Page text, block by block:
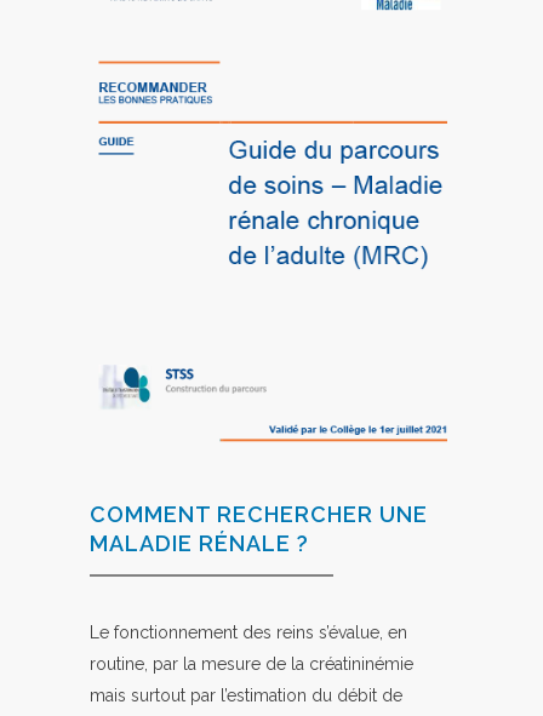
COMMENT RECHERCHER UNE
MALADIE RÉNALE ?
Le fonctionnement des reins s’évalue, en
routine, par la mesure de la créatininémie
mais surtout par l’estimation du débit de